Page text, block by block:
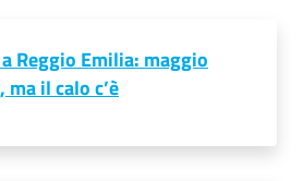
Reggio Emilia: maggio
il calo c’è